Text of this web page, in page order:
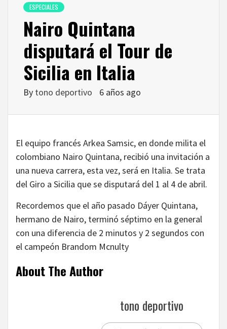
ESPECIALES
Nairo Quintana
disputará el Tour de
Sicilia en Italia
By tono deportivo 6 años ago
El equipo francés Arkea Samsic, en donde milita el
colombiano Nairo Quintana, recibió una invitación a
una nueva carrera, esta vez, será en Italia. Se trata
del Giro a Sicilia que se disputará del 1 al 4 de abril.
Recordemos que el año pasado Dáyer Quintana,
hermano de Nairo, terminó séptimo en la general
con una diferencia de 2 minutos y 2 segundos con
el campeón Brandom Mcnulty
About The Author
tono deportivo